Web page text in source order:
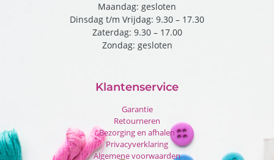
Maandag: gesloten
Dinsdag t/m Vrijdag: 9.30 – 17.30
Zaterdag: 9.30 – 17.00
Zondag: gesloten
Klantenservice
Garantie
Retourneren
Bezorging en afhalen
Privacyverklaring
Algemene voorwaarden